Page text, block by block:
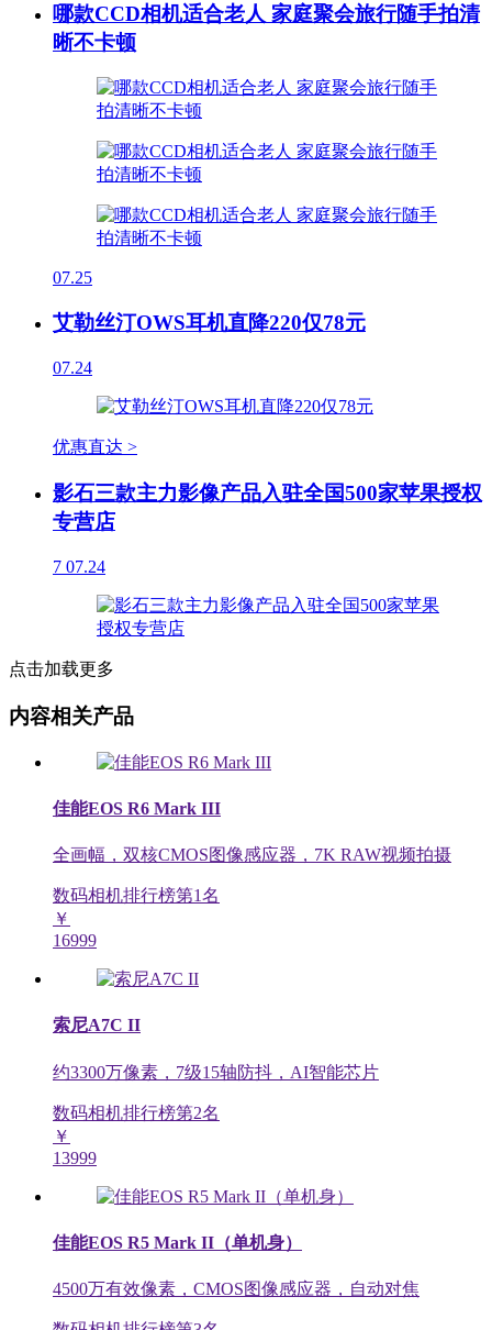
哪款CCD相机适合老人 家庭聚会旅行随手拍清
晰不卡顿
07.25
艾勒丝汀OWS耳机直降220仅78元
07.24
优惠直达 >
影石三款主力影像产品入驻全国500家苹果授权
专营店
7 07.24
点击加载更多
内容相关产品
佳能EOS R6 Mark III
全画幅，双核CMOS图像感应器，7K RAW视频拍摄
数码相机排行榜第1名
￥
16999
索尼A7C II
约3300万像素，7级15轴防抖，AI智能芯片
数码相机排行榜第2名
￥
13999
佳能EOS R5 Mark II（单机身）
4500万有效像素，CMOS图像感应器，自动对焦